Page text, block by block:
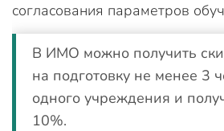
согласования параметров
В ИМО можно получить
на подготовку не менее 3
одного учреждения и
10%.